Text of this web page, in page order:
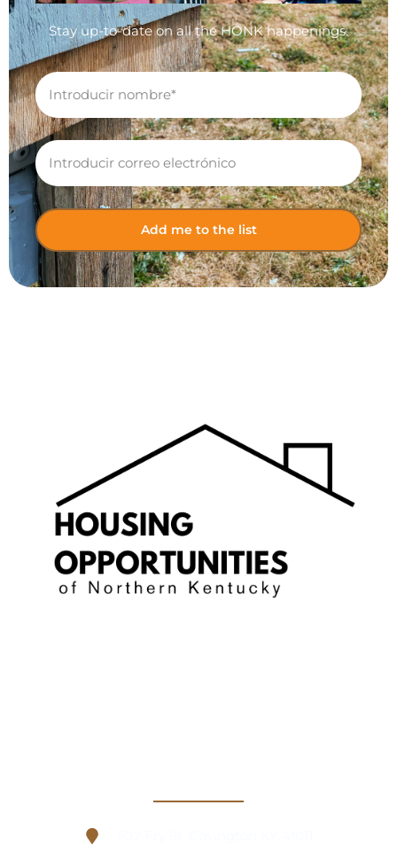
Stay up-to-date on all the HONK happenings.
Add me to the list